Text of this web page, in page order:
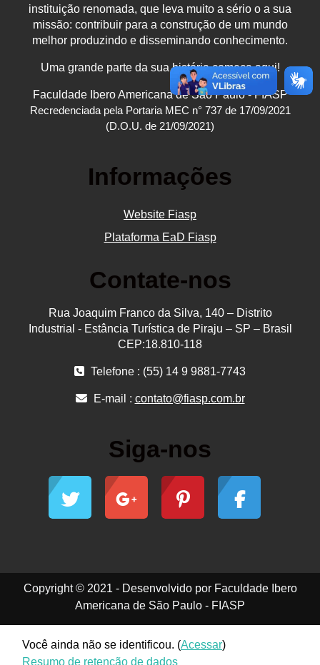
instituição renomada, que leva muito a sério o a sua
missão: contribuir para a construção de um mundo
melhor produzindo e disseminando conhecimento.
Uma grande parte da sua história começa aqui!
Faculdade Ibero Americana de São Paulo - FIASP
Recredenciada pela Portaria MEC n° 737 de 17/09/2021
(D.O.U. de 21/09/2021)
Informações
Website Fiasp
Plataforma EaD Fiasp
Contate-nos
Rua Joaquim Franco da Silva, 140 – Distrito
Industrial - Estância Turística de Piraju – SP – Brasil
CEP:18.810-118
Telefone : (55) 14 9 9881-7743
E-mail : contato@fiasp.com.br
Siga-nos
Copyright © 2021 - Desenvolvido por Faculdade Ibero
Americana de São Paulo - FIASP
Você ainda não se identificou. (Acessar)
Resumo de retenção de dados